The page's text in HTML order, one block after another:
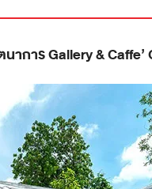
การ Gallery & Caffe’